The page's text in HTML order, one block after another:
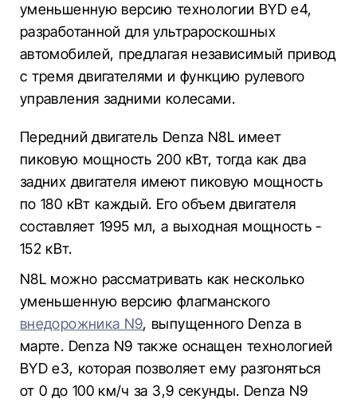
уменьшенную версию технологии BYD e4,
разработанной для ультрароскошных
автомобилей, предлагая независимый привод
с тремя двигателями и функцию рулевого
управления задними колесами.
Передний двигатель Denza N8L имеет
пиковую мощность 200 кВт, тогда как два
задних двигателя имеют пиковую мощность
по 180 кВт каждый. Его объем двигателя
составляет 1995 мл, а выходная мощность -
152 кВт.
N8L можно рассматривать как несколько
уменьшенную версию флагманского
внедорожника N9, выпущенного Denza в
марте. Denza N9 также оснащен технологией
BYD e3, которая позволяет ему разгоняться
от 0 до 100 км/ч за 3,9 секунды. Denza N9